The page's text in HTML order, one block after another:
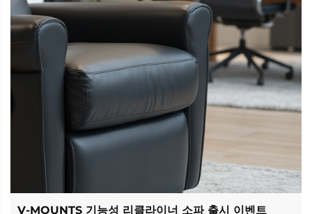
V-MOUNTS 기능성 리클라이너 소파 출시 이벤트